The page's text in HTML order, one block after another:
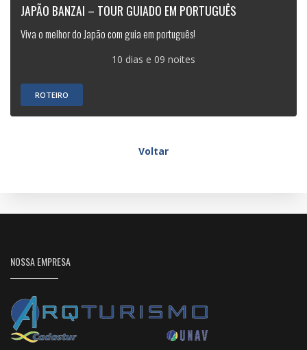
JAPÃO BANZAI – TOUR GUIADO EM PORTUGUÊS
Viva o melhor do Japão com guia em português!
10 dias e 09 noites
ROTEIRO
Voltar
NOSSA EMPRESA